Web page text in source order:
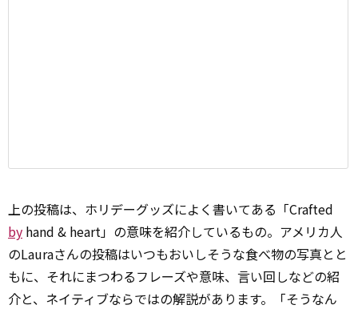
上の投稿は、ホリデーグッズによく書いてある「Crafted
by hand & heart」の意味を紹介しているもの。アメリカ人
のLauraさんの投稿はいつもおいしそうな食べ物の写真とと
もに、それにまつわるフレーズや意味、言い回しなどの紹
介と、ネイティブならではの解説があります。「そうなん